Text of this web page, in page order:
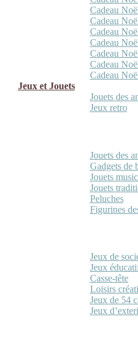
Cadeau
Cadeau
Cadeau
Cadeau
Cadeau
Cadeau
Cadeau
Jeux et Jouets
Jouets des
Jeux retro
Jouets des
Gadgets de
Jouets
Jouets
Peluches
Figurines
Jeux de
Jeux
Casse-tête
Loisirs
Jeux de 54
Jeux